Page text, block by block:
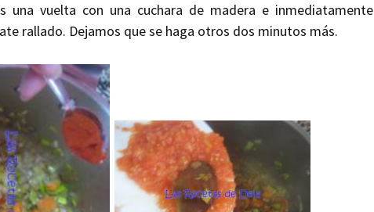
una vuelta con una cuchara de madera e inmediatamente
rallado. Dejamos que se haga otros dos minutos más.